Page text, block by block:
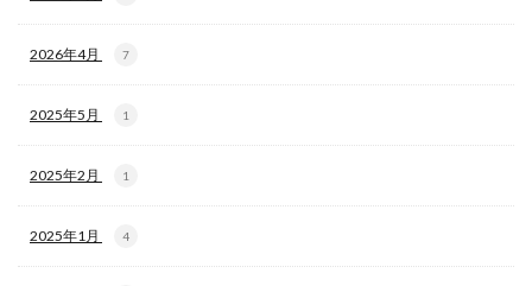
2026年4月 7
2025年5月 1
2025年2月 1
2025年1月 4